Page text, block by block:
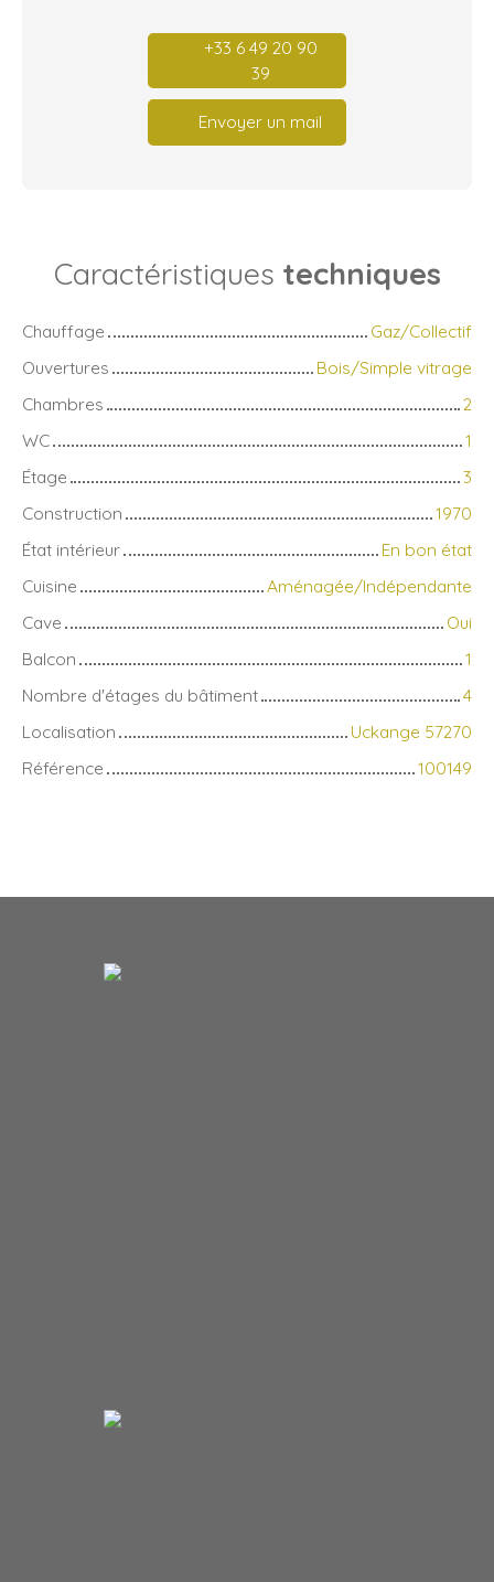
+33 6 49 20 90
39
Envoyer un mail
Caractéristiques techniques
Chauffage
Gaz/Collectif
Ouvertures
Bois/Simple vitrage
Chambres
2
WC
1
Étage
3
Construction
1970
État intérieur
En bon état
Cuisine
Aménagée/Indépendante
Cave
Oui
Balcon
1
Nombre d'étages du bâtiment
4
Localisation
Uckange 57270
Référence
100149